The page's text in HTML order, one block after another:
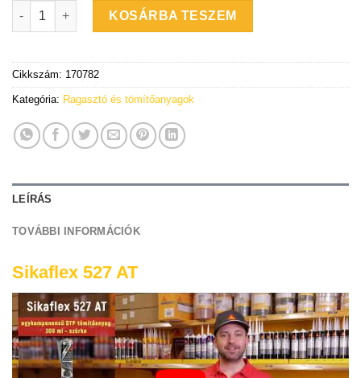
Sikaflex-527 AT - egykomponensű STP tömítőanyag - 300 ml -
KOSÁRBA TESZEM
Cikkszám: 170782
Kategória: Ragasztó és tömítőanyagok
LEÍRÁS
TOVÁBBI INFORMÁCIÓK
Sikaflex 527 AT